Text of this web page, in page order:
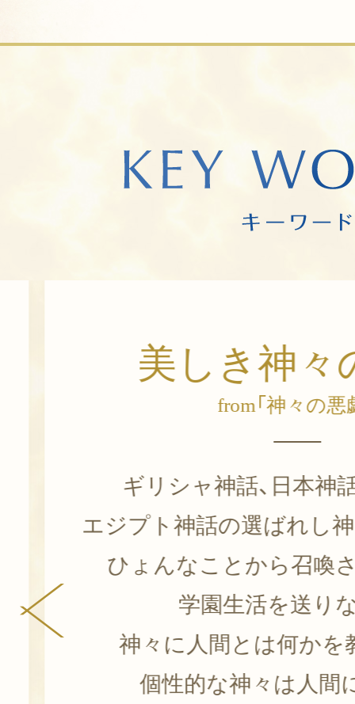
4つの運命が加わり、紡ぎださ
箱庭
from「神々の悪
神々の集う学び舎
ギリシャ神ゼウスが造り
雄大な山々、美しい海、
広大な草原を有す
そのすばらしい環境
生活することに